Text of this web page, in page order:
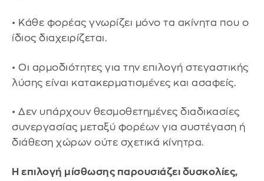
• Κάθε φορέας γνωρίζει μόνο τα ακίνητα που ο
ίδιος διαχειρίζεται.
• Οι αρμοδιότητες για την επιλογή στεγαστικής
λύσης είναι κατακερματισμένες και ασαφείς.
• Δεν υπάρχουν θεσμοθετημένες διαδικασίες
συνεργασίας μεταξύ φορέων για συστέγαση ή
διάθεση χώρων ούτε σχετικά κίνητρα.
Η επιλογή μίσθωσης παρουσιάζει δυσκολίες,